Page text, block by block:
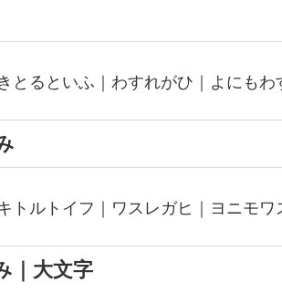
とるといふ｜わすれがひ｜よにも
トルトイフ｜ワスレガヒ｜ヨニモ
｜大文字